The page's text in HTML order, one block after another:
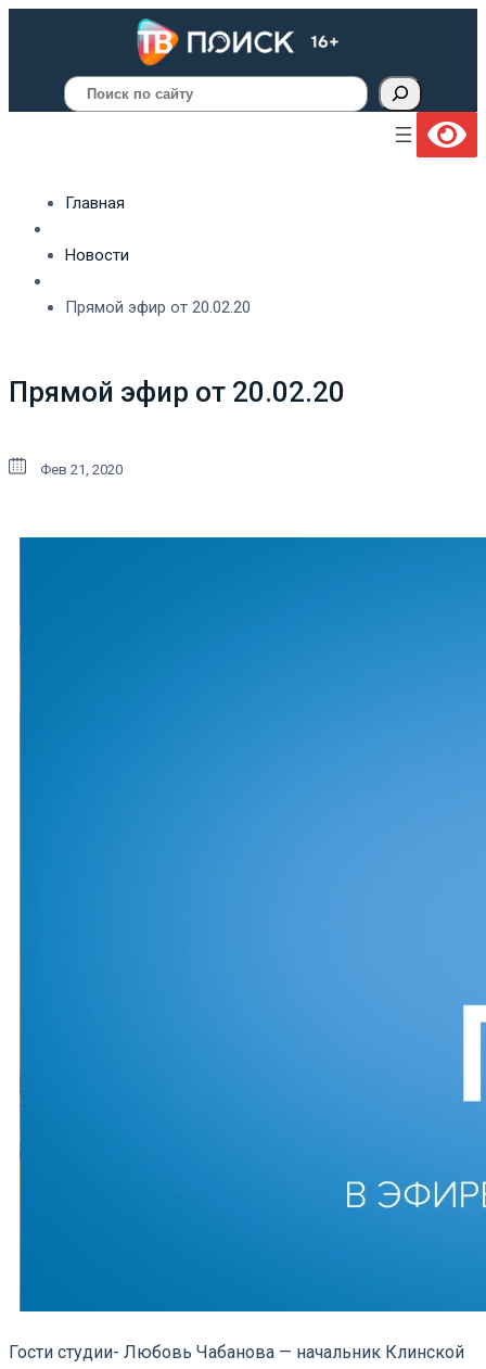
Поиск
Главная
Новости
Прямой эфир от 20.02.20
Прямой эфир от 20.02.20
Фев 21, 2020
Гости студии- Любовь Чабанова — начальник Клинской